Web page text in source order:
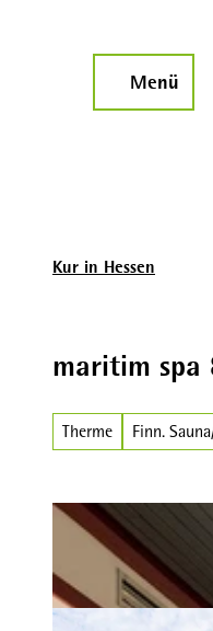
Menü
Kur in Hessen
maritim spa
Therme Finn.